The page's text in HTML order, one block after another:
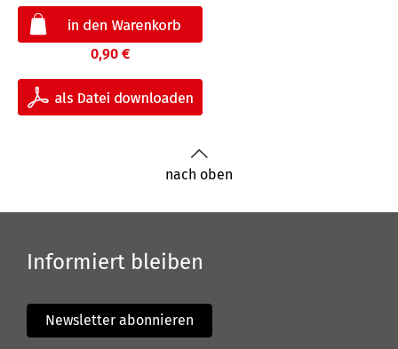
0,90 €
nach oben
Informiert bleiben
Newsletter abonnieren